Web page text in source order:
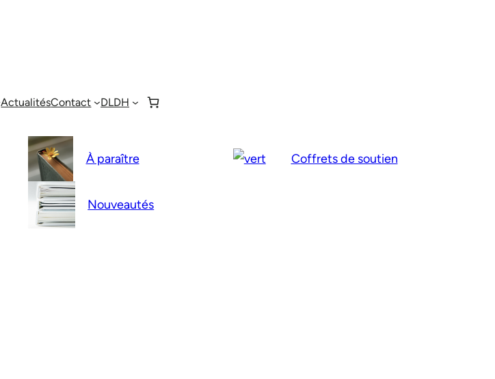
ActualitésContact DLDH
À paraître
Nouveautés
Coffrets de soutien